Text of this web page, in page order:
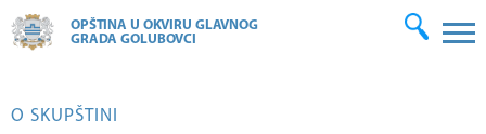
OPŠTINA U OKVIRU GLAVNOG
GRADA GOLUBOVCI
O SKUPŠTINI